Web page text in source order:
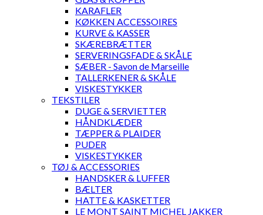
KARAFLER
KØKKEN ACCESSOIRES
KURVE & KASSER
SKÆREBRÆTTER
SERVERINGSFADE & SKÅLE
SÆBER - Savon de Marseille
TALLERKENER & SKÅLE
VISKESTYKKER
TEKSTILER
DUGE & SERVIETTER
HÅNDKLÆDER
TÆPPER & PLAIDER
PUDER
VISKESTYKKER
TØJ & ACCESSORIES
HANDSKER & LUFFER
BÆLTER
HATTE & KASKETTER
LE MONT SAINT MICHEL JAKKER